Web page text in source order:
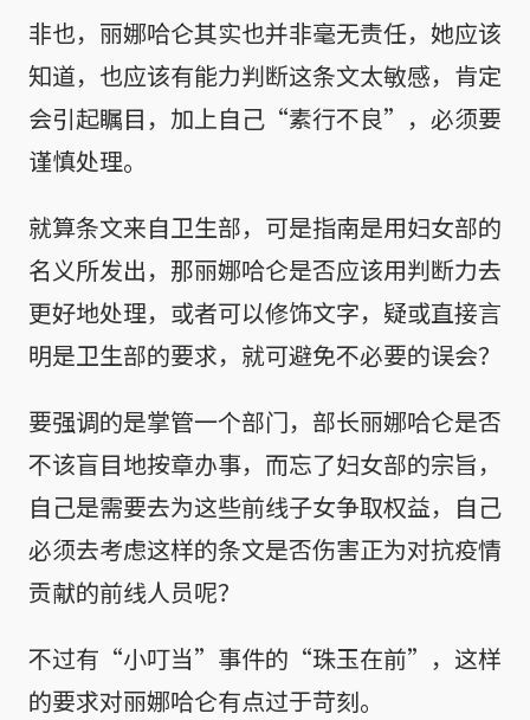
非也，丽娜哈仑其实也并非毫无责任，她应该
知道，也应该有能力判断这条文太敏感，肯定
会引起瞩目，加上自己“素行不良”，必须要
谨慎处理。
就算条文来自卫生部，可是指南是用妇女部的
名义所发出，那丽娜哈仑是否应该用判断力去
更好地处理，或者可以修饰文字，疑或直接言
明是卫生部的要求，就可避免不必要的误会？
要强调的是掌管一个部门，部长丽娜哈仑是否
不该盲目地按章办事，而忘了妇女部的宗旨，
自己是需要去为这些前线子女争取权益，自己
必须去考虑这样的条文是否伤害正为对抗疫情
贡献的前线人员呢？
不过有“小叮当”事件的“珠玉在前”，这样
的要求对丽娜哈仑有点过于苛刻。